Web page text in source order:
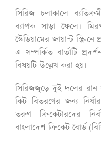
সিরিজ চলাকালে
ব্যাপক সাড়া ফেলে।
স্টেডিয়ামের জায়ান্ট
এ সম্পর্কিত বার্তাটি
বিষয়টি উল্লেখ করা হয়।
সিরিজজুড়ে দুই দলের রান
কিট বিতরণের জন্য
তরুণ ক্রিকেটারদের
বাংলাদেশ ক্রিকেট বোর্ড